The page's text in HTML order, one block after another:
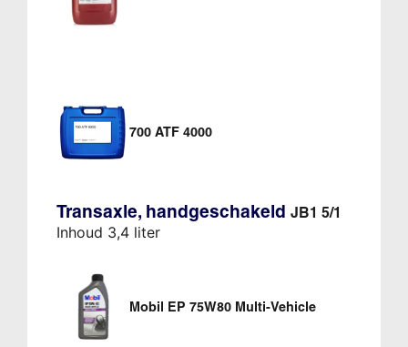
700 ATF 4000
Transaxle, handgeschakeld JB1 5/1
Inhoud 3,4 liter
Mobil EP 75W80 Multi-Vehicle